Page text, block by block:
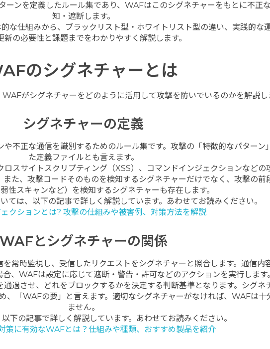
ーンを定義したルール集であり、WAFはこのシグネチャーをもとに不正
知・遮断します。
な仕組みから、ブラックリスト型・ホワイトリスト型の違い、実践的な
新の必要性と課題までをわかりやすく解説します。
のシグネチャーとは
がシグネチャーをどのように活用して攻撃を防いでいるのかを解説し
シグネチャーの定義
不正な通信を識別するためのルール集です。攻撃の「特徴的なパターン
た定義ファイルとも言えます。
スサイトスクリプティング（XSS）、コマンドインジェクションなどの
た、攻撃コードそのものを検知するシグネチャーだけでなく、攻撃の前
性スキャンなど）を検知するシグネチャーも存在します。
ては、以下の記事で詳しく解説しています。あわせてお読みください。
クションとは? 攻撃の仕組みや被害例、対策方法を解説
WAFとシグネチャーの関係
常時監視し、受信したリクエストをシグネチャーと照合します。通信内
、WAFは設定に応じて遮断・警告・許可などのアクションを実行します
過させ、どれをブロックするかを決定する判断基準となります。シグネ
、「WAFの要」と言えます。適切なシグネチャーがなければ、WAFは十
ません。
下の記事で詳しく解説しています。あわせてお読みください。
策に有効なWAFとは？仕組みや種類、おすすめ製品を紹介